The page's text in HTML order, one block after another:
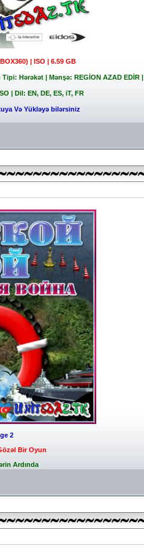
| ISO | 6.59 GB
Hərəkət | Mənşə: REGİON AZAD EDİR |
| Dil: EN, DE, ES, iT, FR
Və Yükləyə bilərsiniz
2
Bir Oyun
Ardında